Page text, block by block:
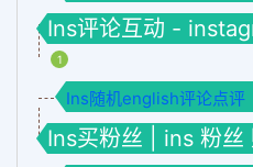
Ins评论互动 -
1
Ins随机english评论点评
Ins买粉丝 | ins 粉丝